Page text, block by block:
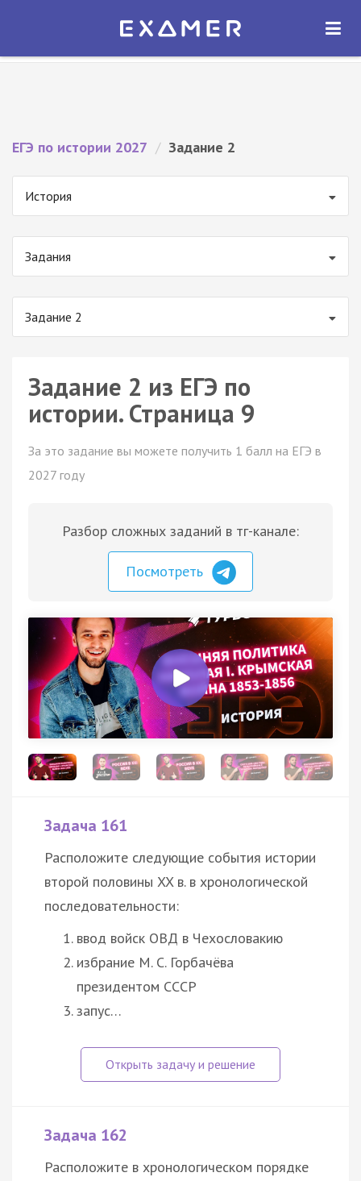
Экзамер — ЕГЭ 2027
ОТКРЫТЬ
ЕГЭ по истории 2027 / Задание 2
История
Задания
Задание 2
Задание 2 из ЕГЭ по
истории. Страница 9
За это задание вы можете получить 1 балл на ЕГЭ в
2027 году
Разбор сложных заданий в тг-канале:
Посмотреть
Задача 161
Расположите следующие события истории
второй половины XX в. в хронологической
последовательности:
ввод войск ОВД в Чехословакию
избрание М. С. Горбачёва
президентом СССР
запус…
Задача 162
Расположите в хронологическом порядке